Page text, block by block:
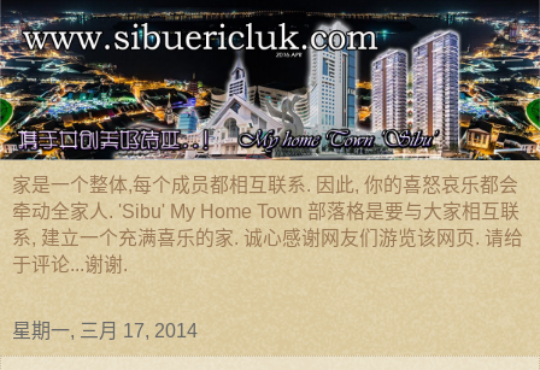
家是一个整体,每个成员都相互联系. 因此, 你的喜怒哀乐都会
牵动全家人. 'Sibu' My Home Town 部落格是要与大家相互联
系, 建立一个充满喜乐的家. 诚心感谢网友们游览该网页. 请给
于评论...谢谢.
星期一, 三月 17, 2014